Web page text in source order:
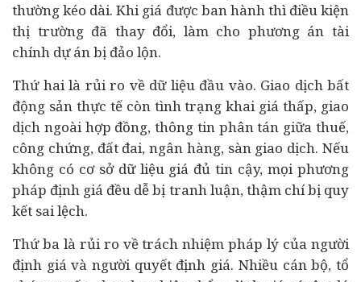
thường kéo dài. Khi giá được ban hành thì điều kiện
thị trường đã thay đổi, làm cho phương án tài
chính dự ánbị đảo lộn.
Thứ hai là rủi ro về dữ liệu đầu vào. Giao dịch bất
động sản thực tế còn tình trạng khai giá thấp, giao
dịch ngoài hợp đồng, thông tin phân tán giữa thuế,
công chứng, đất đai,ngân hàng, sàn giao dịch. Nếu
không có cơ sở dữ liệu giá đủ tin cậy, mọi phương
pháp định giá đều dễ bị tranh luận, thậm chí bị quy
kết sai lệch.
Thứ ba là rủi ro về trách nhiệm pháp lý của người
định giá và người quyết định giá. Nhiều cán bộ, tổ